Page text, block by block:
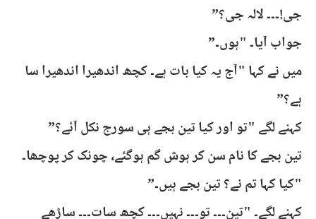
جی!۔۔۔ لالہ جی؟”
جواب آیا۔ "ہوں۔”
میں نے کہا "آج یہ کیا بات ہے۔ کچھ اندھیرا اندھیرا سا
ہے؟”
کہنے لگے "تو اور کیا تین بجے ہی سورج نکل آئے؟”
تین بجے کا نام سن کر ہوش گم ہوگئے، چونک کر پوچھا۔
"کیا کہا تم نے؟ تین بجے ہیں۔”
کہنے لگے۔ "تین۔۔۔ تو۔۔۔ نہیں۔۔۔ کچھ سات۔۔۔ ساڑھے